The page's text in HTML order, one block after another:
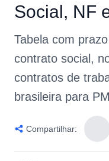
Social, NF
Tabela com
contrato social,
contratos de
brasileira para
Compartilhar: